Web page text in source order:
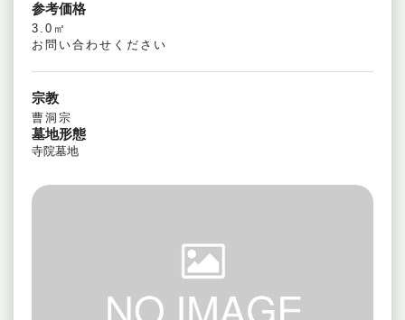
参考価格
3.0㎡
お問い合わせください
宗教
曹洞宗
墓地形態
寺院墓地